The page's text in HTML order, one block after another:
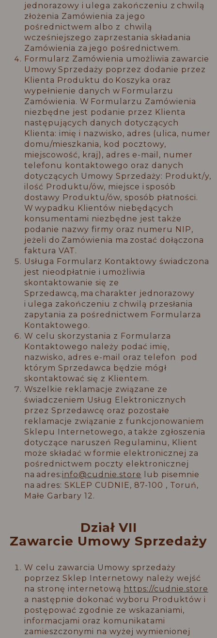
jednorazowy i ulega zakończeniu z chwilą
złożenia Zamówienia za jego
pośrednictwem albo z chwilą
wcześniejszego zaprzestania składania
Zamówienia za jego pośrednictwem.
Formularz Zamówienia umożliwia zawarcie
Umowy Sprzedaży poprzez dodanie przez
Klienta Produktu do Koszyka oraz
wypełnienie danych w Formularzu
Zamówienia. W Formularzu Zamówienia
niezbędne jest podanie przez Klienta
następujących danych dotyczących
Klienta: imię i nazwisko, adres (ulica, numer
domu/mieszkania, kod pocztowy,
miejscowość, kraj), adres e-mail, numer
telefonu kontaktowego oraz danych
dotyczących Umowy Sprzedaży: Produkt/y,
ilość Produktu/ów, miejsce i sposób
dostawy Produktu/ów, sposób płatności.
W wypadku Klientów niebędących
konsumentami niezbędne jest także
podanie nazwy firmy oraz numeru NIP,
jeżeli do Zamówienia ma zostać dołączona
faktura VAT.
Usługa Formularz Kontaktowy świadczona
jest nieodpłatnie i umożliwia
skontaktowanie się ze
Sprzedawcą, ma charakter jednorazowy
i ulega zakończeniu z chwilą przesłania
zapytania za pośrednictwem Formularza
Kontaktowego.
W celu skorzystania z Formularza
Kontaktowego należy podać imię,
nazwisko, adres e-mail oraz telefon pod
którym Sprzedawca będzie mógł
skontaktować się z Klientem.
Wszelkie reklamacje związane ze
świadczeniem Usług Elektronicznych
przez Sprzedawcę oraz pozostałe
reklamacje związanie z funkcjonowaniem
Sklepu Internetowego, a także zgłoszenia
dotyczące naruszeń Regulaminu, Klient
może składać w formie elektronicznej za
pośrednictwem poczty elektronicznej
na adres:info@cudnie.store
lub pisemnie
na adres: SKLEP CUDNIE, 87-100 , Toruń,
Małe Garbary 12.
Dział VII
Zawarcie Umowy Sprzedaży
W celu zawarcia Umowy sprzedaży
poprzez Sklep Internetowy należy wejść
na stronę internetową https://cudnie.store
a następnie dokonać wyboru Produktów i
postępować zgodnie ze wskazaniami,
informacjami oraz komunikatami
zamieszczonymi na wyżej wymienionej